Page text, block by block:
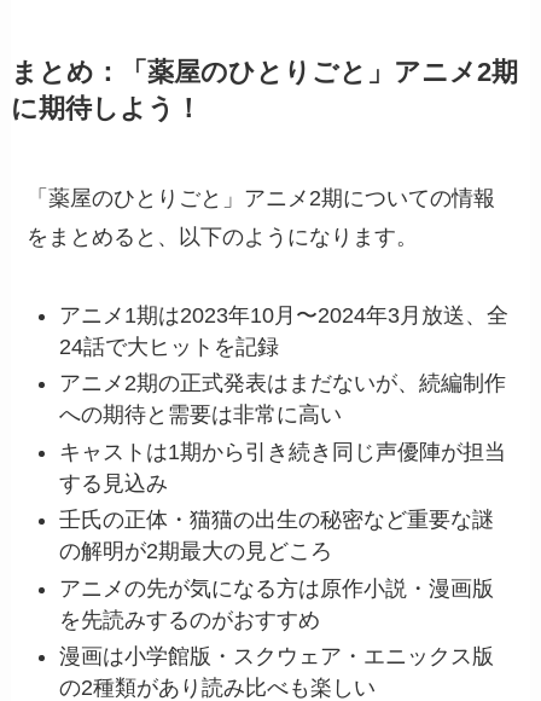
まとめ：「薬屋のひとりごと」アニメ2期
に期待しよう！
「薬屋のひとりごと」アニメ2期についての情報
をまとめると、以下のようになります。
アニメ1期は2023年10月〜2024年3月放送、全
24話で大ヒットを記録
アニメ2期の正式発表はまだないが、続編制作
への期待と需要は非常に高い
キャストは1期から引き続き同じ声優陣が担当
する見込み
壬氏の正体・猫猫の出生の秘密など重要な謎
の解明が2期最大の見どころ
アニメの先が気になる方は原作小説・漫画版
を先読みするのがおすすめ
漫画は小学館版・スクウェア・エニックス版
の2種類があり読み比べも楽しい